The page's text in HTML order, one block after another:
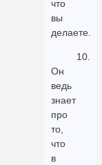
что
вы
делаете.
10.
Он
ведь
знает
про
то,
что
в